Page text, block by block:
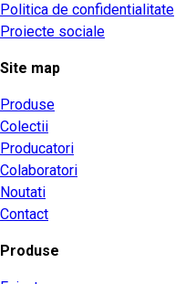
Politica de confidentialitate
Proiecte sociale
Site map
Produse
Colectii
Producatori
Colaboratori
Noutati
Contact
Produse